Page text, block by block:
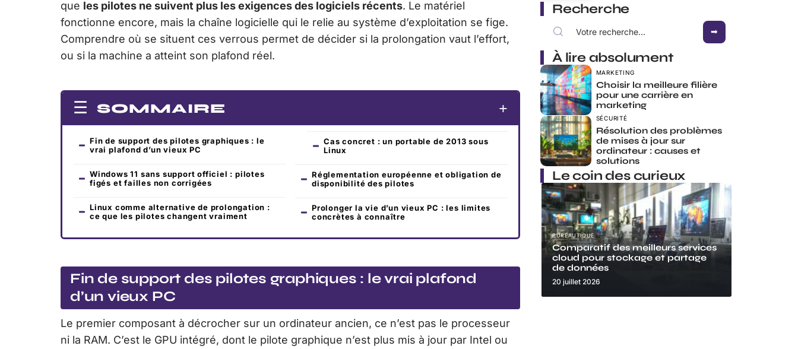
que les pilotes ne suivent plus les exigences des logiciels récents. Le matériel
fonctionne encore, mais la chaîne logicielle qui le relie au système d’exploitation se fige.
Comprendre où se situent ces verrous permet de décider si la prolongation vaut l’effort,
ou si la machine a atteint son plafond réel.
SOMMAIRE
Fin de support des pilotes graphiques : le
vrai plafond d’un vieux PC
Windows 11 sans support officiel : pilotes
figés et failles non corrigées
Linux comme alternative de prolongation :
ce que les pilotes changent vraiment
Cas concret : un portable de 2013 sous
Linux
Réglementation européenne et obligation de
disponibilité des pilotes
Prolonger la vie d’un vieux PC : les limites
concrètes à connaître
Fin de support des pilotes graphiques : le vrai plafond
d’un vieux PC
Le premier composant à décrocher sur un ordinateur ancien, ce n’est pas le processeur
ni la RAM. C’est le GPU intégré, dont le pilote graphique n’est plus mis à jour par Intel ou
Recherche
À lire absolument
MARKETING
Choisir la meilleure filière
pour une carrière en
marketing
SÉCURITÉ
Résolution des problèmes
de mises à jour sur
ordinateur : causes et
solutions
Le coin des curieux
BUREAUTIQUE
Comparatif des meilleurs services
cloud pour stockage et partage
de données
20 juillet 2026